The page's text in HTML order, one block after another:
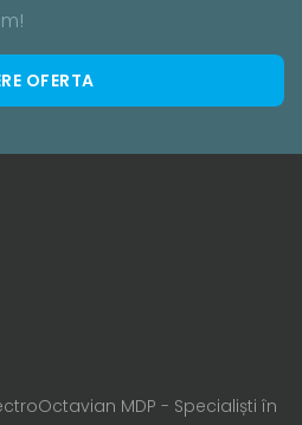
OFERTA
MDP - Specialiști în